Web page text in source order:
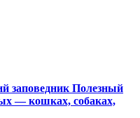
заповедник Полезный
— кошках, собаках,